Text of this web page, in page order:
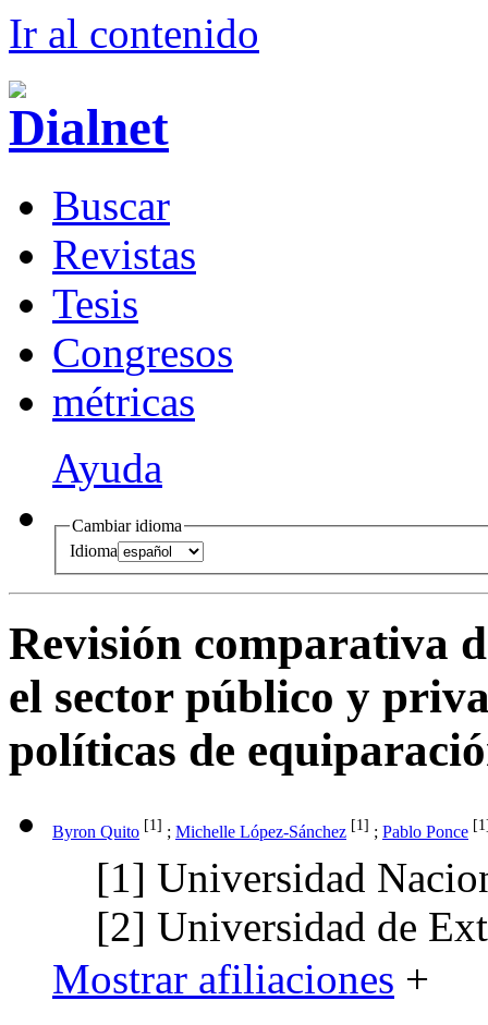
Ir al contenido
Buscar
Revistas
Tesis
Congresos
métricas
Ayuda
Cambiar idioma
Idioma
Revisión comparativa
el sector público y
políticas de
Byron Quito [1] ; Michelle López-Sánchez [1] ; Pablo Ponce
[1] Universidad
[2] Universidad de
Mostrar afiliaciones +